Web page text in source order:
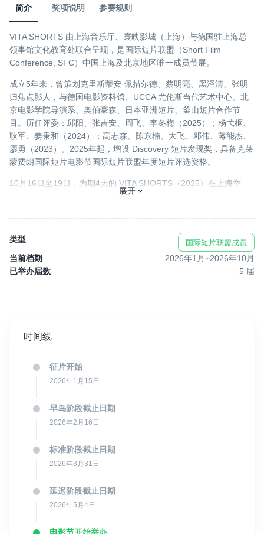
简介 奖项说明 参赛规则
VITA SHORTS 由上海音乐厅、寰映影城（上海）与德国驻上海总
领事馆文化教育处联合呈现，是国际短片联盟（Short Film
Conference, SFC）中国上海及北京地区唯一成员节展。
成立5年来，曾策划克里斯蒂安·佩措尔德、蔡明亮、黑泽清、张明
归焦点影人，与德国电影资料馆、UCCA 尤伦斯当代艺术中心、北
京电影学院导演系、奥伯豪森、日本亚洲短片、釜山短片合作节
目。历任评委：邱阳、张吉安、周飞、李冬梅（2025）；杨弋枢、
耿军、姜秉和（2024）；高志森、陈东楠、大飞、邓伟、蒋能杰、
廖勇（2023）。2025年起，增设 Discovery 短片发现奖，具备克莱
蒙费朗国际短片电影节国际短片联盟年度短片评选资格。
10月16日至19日，为期4天的 VITA SHORTS（2025）在上海举
办。期间共呈现64部短片、中长片，所有放映场次均免费向市民、
澳门、越南、日本、韩国、新加坡在内的近30个剧组，累计超2000
人次观众抵达。终审评委邱阳、张吉安、周飞还与入围导演们携手
“上天台”，在上海音乐厅95周年之际，共创城市艺术行动。
展开
类型 国际短片联盟成员
当前档期 2026年1月~2026年10月
已举办届数
5 届
时间线
征片开始
2026年1月15日
早鸟阶段截止日期
2026年2月16日
标准阶段截止日期
2026年3月31日
延迟阶段截止日期
2026年5月4日